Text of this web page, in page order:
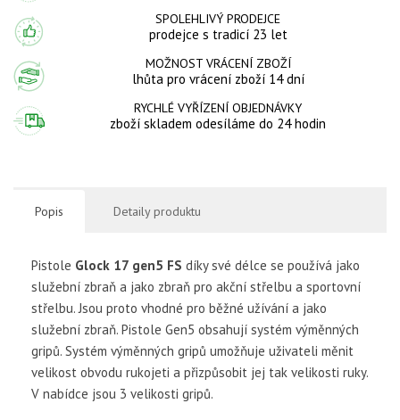
SPOLEHLIVÝ PRODEJCE
prodejce s tradicí 23 let
MOŽNOST VRÁCENÍ ZBOŽÍ
lhůta pro vrácení zboží 14 dní
RYCHLÉ VYŘÍZENÍ OBJEDNÁVKY
zboží skladem odesíláme do 24 hodin
Popis Detaily produktu
Pistole Glock 17 gen5 FS díky své délce se používá jako
služební zbraň a jako zbraň pro akční střelbu a sportovní
střelbu. Jsou proto vhodné pro běžné užívání a jako
služební zbraň. Pistole Gen5 obsahují systém výměnných
gripů. Systém výměnných gripů umožňuje uživateli měnit
velikost obvodu rukojeti a přizpůsobit jej tak velikosti ruky.
V nabídce jsou 3 velikosti gripů.